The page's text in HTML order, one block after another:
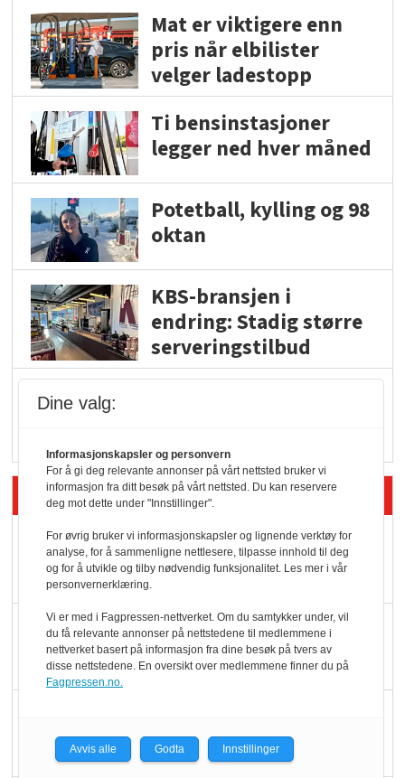
Mat er viktigere enn
pris når elbilister
velger ladestopp
Ti bensinstasjoner
legger ned hver måned
Potetball, kylling og 98
oktan
KBS-bransjen i
endring: Stadig større
serveringstilbud
Siste artikler - Butikk i praksis
Rema-flaggskip
dundrer videre
Slik opprettholdes
ølsalget
hyller
Dine valg:
Informasjonskapsler og personvern
For å gi deg relevante annonser på vårt nettsted bruker vi
informasjon fra ditt besøk på vårt nettsted. Du kan reservere
deg mot dette under "Innstillinger".
For øvrig bruker vi informasjonskapsler og lignende verktøy for
analyse, for å sammenligne nettlesere, tilpasse innhold til deg
og for å utvikle og tilby nødvendig funksjonalitet. Les mer i vår
personvernerklæring.
Vi er med i Fagpressen-nettverket. Om du samtykker under, vil
du få relevante annonser på nettstedene til medlemmene i
nettverket basert på informasjon fra dine besøk på tvers av
disse nettstedene. En oversikt over medlemmene finner du på
Fagpressen.no.
Avvis alle Godta Innstillinger